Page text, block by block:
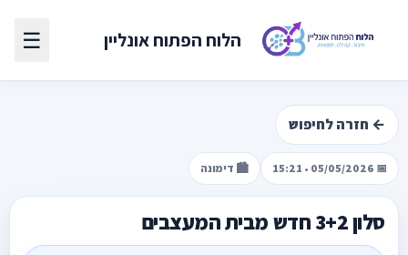
הלוח הפתוח אונליין ☰
← חזרה לחיפוש
📅 05/05/2026 • 15:21 🏙️ דימונה
סלון 3+2 חדש מבית המעצבים